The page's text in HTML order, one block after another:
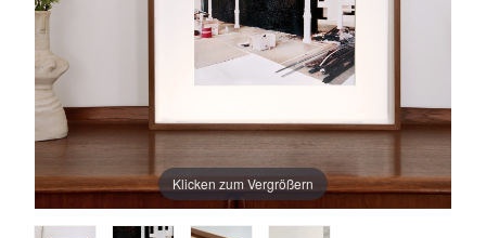
Klicken zum Vergrößern